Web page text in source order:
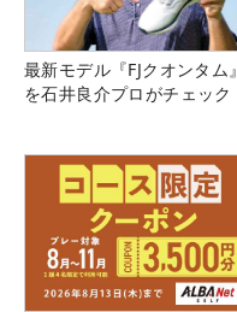
最新モデル『FJクオンタム』
を石井良介プロがチェック